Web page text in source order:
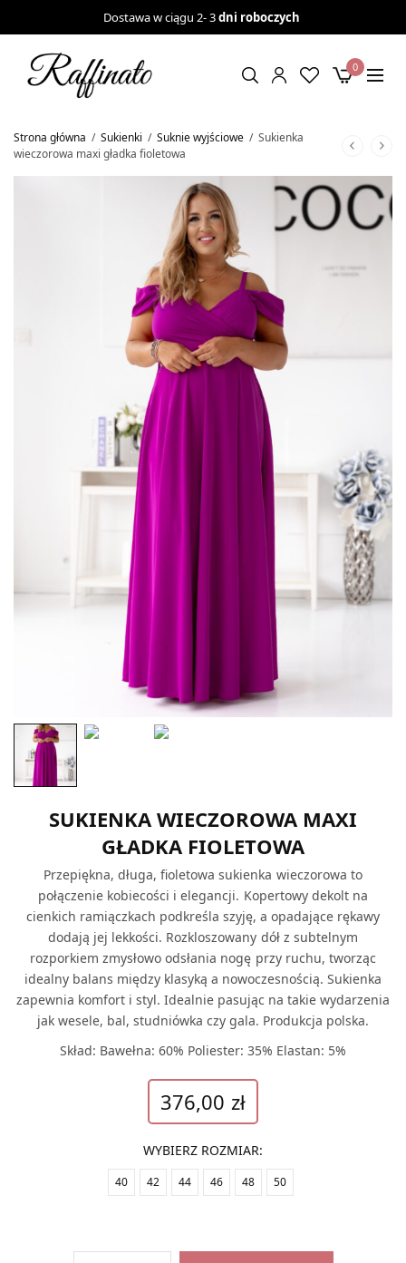
Dostawa w ciągu 2- 3dni roboczych
0
Strona główna / Sukienki / Suknie wyjściowe / Sukienka
wieczorowa maxi gładka fioletowa
SUKIENKA WIECZOROWA MAXI
GŁADKA FIOLETOWA
Przepiękna, długa, fioletowa sukienka wieczorowa to
połączenie kobiecości i elegancji. Kopertowy dekolt na
cienkich ramiączkach podkreśla szyję, a opadające rękawy
dodają jej lekkości. Rozkloszowany dół z subtelnym
rozporkiem zmysłowo odsłania nogę przy ruchu, tworząc
idealny balans między klasyką a nowoczesnością. Sukienka
zapewnia komfort i styl. Idealnie pasując na takie wydarzenia
jak wesele, bal, studniówka czy gala. Produkcja polska.
Skład: Bawełna: 60% Poliester: 35% Elastan: 5%
376,00 zł
WYBIERZ ROZMIAR:
40 42 44 46 48 50